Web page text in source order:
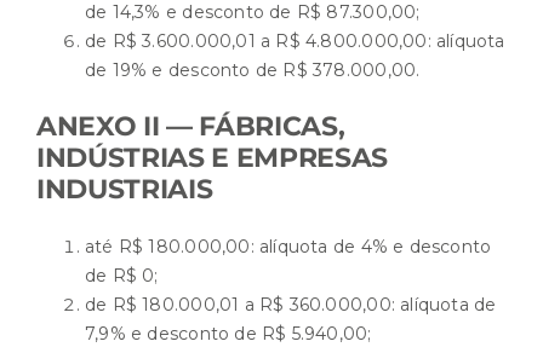
de 14,3% e desconto de R$ 87.300,00;
de R$ 3.600.000,01 a R$ 4.800.000,00: alíquota
de 19% e desconto de R$ 378.000,00.
ANEXO II — FÁBRICAS,
INDÚSTRIAS E EMPRESAS
INDUSTRIAIS
até R$ 180.000,00: alíquota de 4% e desconto
de R$ 0;
de R$ 180.000,01 a R$ 360.000,00: alíquota de
7,9% e desconto de R$ 5.940,00;